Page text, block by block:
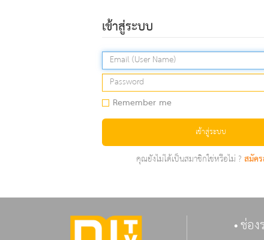
เข้าสู่ระบบ
Remember me
เข้าสู่ระบบ
คุณยังไม่ได้เป็นสมาชิกใช่หรือไม่ ?สมัค
ช่อง